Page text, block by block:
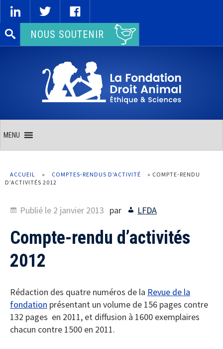
Rechercher :NOUS SOUTENIR
MENU
ACCUEIL » COMPTES-RENDUS D'ACTIVITÉ » COMPTE-RENDU
D’ACTIVITÉS 2012
Publié le 2 janvier 2013 par LFDA
Compte-rendu d’activités
2012
Rédaction des quatre numéros de la Revue de la
fondation présentant un volume de 156 pages contre
132 pages en 2011, et diffusion à 1600 exemplaires
chacun contre 1500 en 2011.